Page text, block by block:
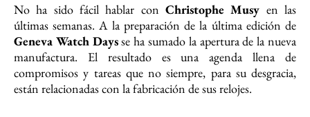
No ha sido fácil hablar con Christophe Musy en las
últimas semanas. A la preparación de la última edición de
Geneva Watch Daysse ha sumado la apertura de la nueva
manufactura. El resultado es una agenda llena de
compromisos y tareas que no siempre, para su desgracia,
están relacionadas con la fabricación de sus relojes.